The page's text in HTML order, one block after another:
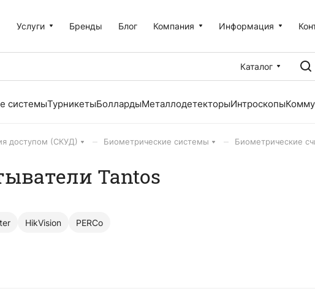
Услуги Бренды Блог Компания Информация
Каталог
системыТурникетыБоллардыМеталлодетекторыИнтроскопы
доступом (СКУД) Биометрические системы Биометрические
Tantos
HikVision PERCo